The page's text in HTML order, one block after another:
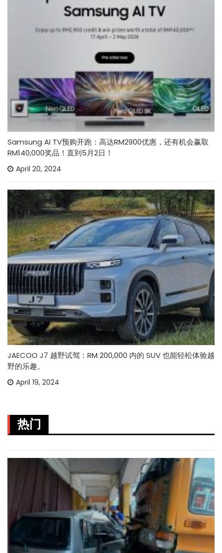
Samsung AI TV预购开跑：高达RM2900优惠，还有机会赢取
RM140,000奖品！直到5月2日！
April 20, 2024
JAECOO J7 越野试驾：RM 200,000 内的 SUV 也能轻松体验越
野的乐趣。
April 19, 2024
热门